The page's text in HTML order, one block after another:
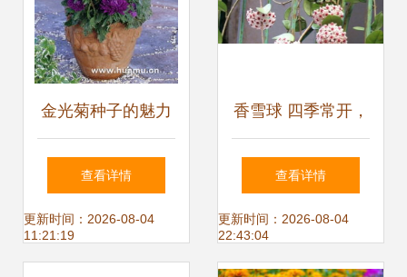
金光菊种子的魅力
与赤峰市盆花花卉
种子研究所的专业
查看详情
更新时间：2026-08-04
11:21:19
香雪球 四季常开，
芳香独特的藤本花
卉
查看详情
更新时间：2026-08-04
22:43:04